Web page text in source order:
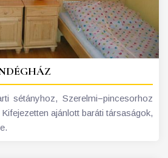
sétányhoz, Szerelmi−pincesorhoz
ajánlott baráti társaságok,